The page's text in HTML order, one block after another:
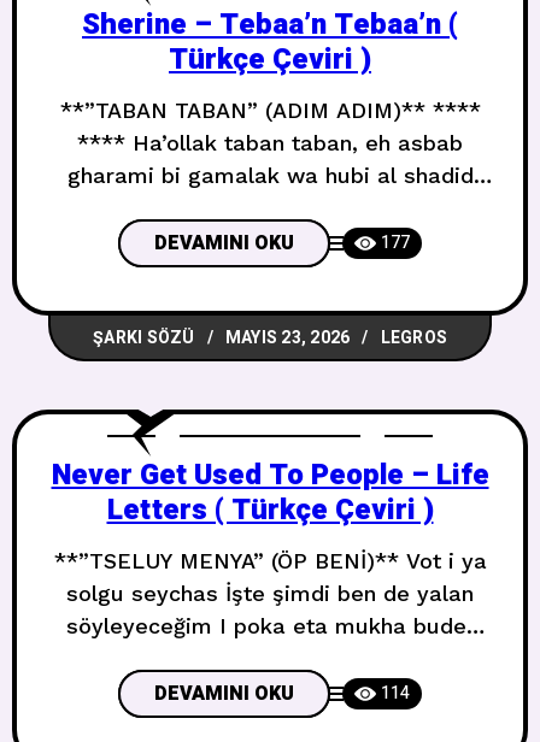
Sherine – Tebaa’n Tebaa’n (
Türkçe Çeviri )
**”TABAN TABAN” (ADIM ADIM)** ****
**** Ha’ollak taban taban, eh asbab
gharami bi gamalak wa hubi al shadid
güzelliğine olan aşkımın ve güçlü
sevgimin sebepleri neler We leh indafa’t
indafaan we leh inqata’t inqataan an al
dunya wa inta ba’eed Ve neden bu kadar
DEVAMINI OKU 177
ŞARKI SÖZÜ MAYIS 23, 2026 LEGROS
Never Get Used To People – Life
Letters ( Türkçe Çeviri )
**”TSELUY MENYA” (ÖP BENİ)** Vot i ya
solgu seychas İşte şimdi ben de yalan
söyleyeceğim I poka eta mukha budet
temizlerken Ya budu govorit, chto u
menya vse v poryadke Her şeyin yolunda
DEVAMINI OKU 114